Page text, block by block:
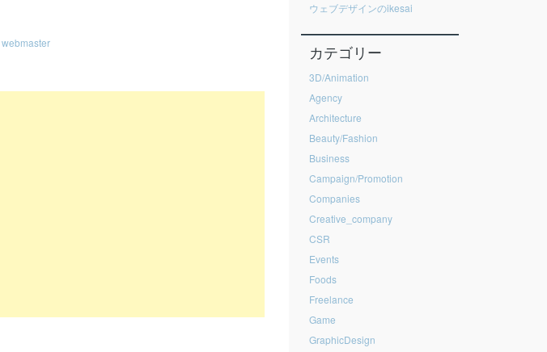
ウェブデザインのikesai
カテゴリー
3D/Animation
Agency
Architecture
Beauty/Fashion
Business
Campaign/Promotion
Companies
Creative_company
CSR
Events
Foods
Freelance
Game
GraphicDesign
webmaster